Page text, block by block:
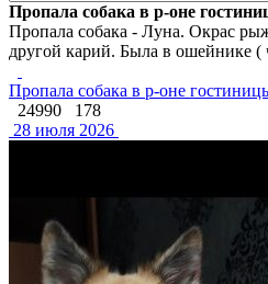
Пропала собака в р-оне
Пропала собака - Луна. Окрас
другой карий. Была в ошейнике (
Пропала собака в р-оне
24990
178
28 июля 2026